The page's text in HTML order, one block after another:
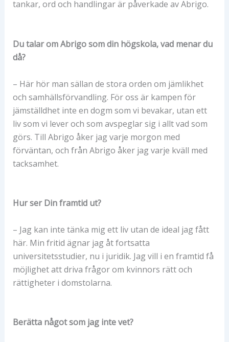
tankar, ord och handlingar är påverkade av Abrigo.
Du talar om Abrigo som din högskola, vad menar du
då?
– Här hör man sällan de stora orden om jämlikhet
och samhällsförvandling. För oss är kampen för
jämställdhet inte en dogm som vi bevakar, utan ett
liv som vi lever och som avspeglar sig i allt vad som
görs. Till Abrigo åker jag varje morgon med
förväntan, och från Abrigo åker jag varje kväll med
tacksamhet.
Hur ser Din framtid ut?
– Jag kan inte tänka mig ett liv utan de ideal jag fått
här. Min fritid ägnar jag åt fortsatta
universitetsstudier, nu i juridik. Jag vill i en framtid få
möjlighet att driva frågor om kvinnors rätt och
rättigheter i domstolarna.
Berätta något som jag inte vet?